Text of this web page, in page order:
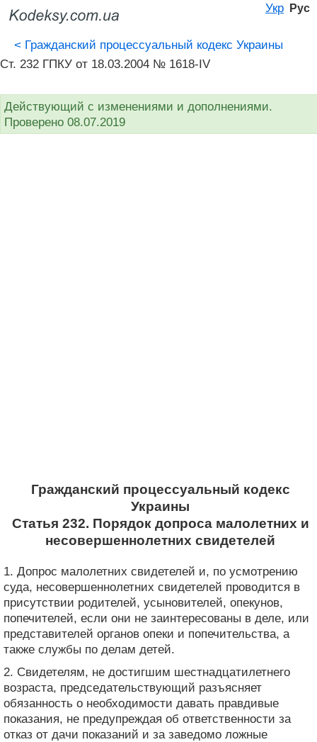
Укр Рус
< Гражданский процессуальный кодекс Украины
Ст. 232 ГПКУ от 18.03.2004 № 1618-IV
Действующий с изменениями и дополнениями.
Проверено 08.07.2019
Гражданский процессуальный кодекс
Украины
Статья 232. Порядок допроса малолетних и
несовершеннолетних свидетелей
1. Допрос малолетних свидетелей и, по усмотрению
суда, несовершеннолетних свидетелей проводится в
присутствии родителей, усыновителей, опекунов,
попечителей, если они не заинтересованы в деле, или
представителей органов опеки и попечительства, а
также службы по делам детей.
2. Свидетелям, не достигшим шестнадцатилетнего
возраста, председательствующий разъясняет
обязанность о необходимости давать правдивые
показания, не предупреждая об ответственности за
отказ от дачи показаний и за заведомо ложные